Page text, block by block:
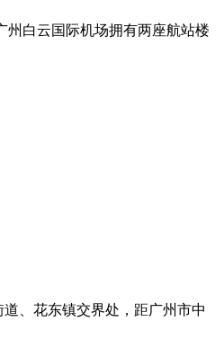
州白云国际机场拥有两座航站楼
、花东镇交界处，距广州市中